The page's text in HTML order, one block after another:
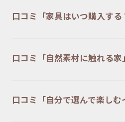
口コミ「家具はいつ購入する
口コミ「自然素材に触れる家」
口コミ「自分で選んで楽しむ